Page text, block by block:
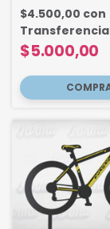
$5.000,00
$4.500,00 con
Transferencia